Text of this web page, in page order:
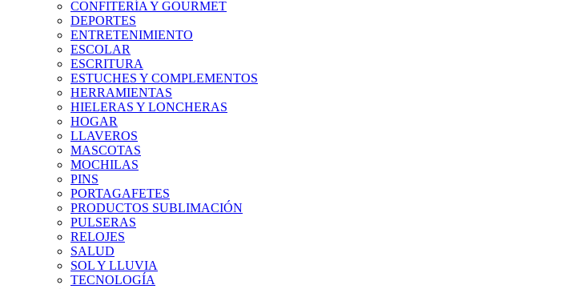
CONFITERÍA Y GOURMET
DEPORTES
ENTRETENIMIENTO
ESCOLAR
ESCRITURA
ESTUCHES Y COMPLEMENTOS
HERRAMIENTAS
HIELERAS Y LONCHERAS
HOGAR
LLAVEROS
MASCOTAS
MOCHILAS
PINS
PORTAGAFETES
PRODUCTOS SUBLIMACIÓN
PULSERAS
RELOJES
SALUD
SOL Y LLUVIA
TECNOLOGÍA